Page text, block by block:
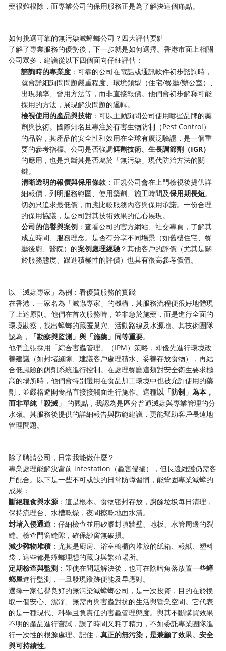
藥很難根除，而專業公司的保用服務正是為了解決這個痛點。
如何挑選可靠的無污染滅蟑螂公司？四大評估要點
了解了專業服務的優勢後，下一步就是如何選擇。香港市面上相關
公司眾多，建議從以下四個面向仔細評估：
諮詢時的專業度 ：可靠的公司在電話或通訊軟件初步諮詢時，
就會詳細詢問問題嚴重程度、環境類型（住宅/餐廳/辦公室）、
出現頻率、曾用方法等，而非直接報價。他們會初步解釋可能
採用的方法，展現解決問題的邏輯。
檢視使用的產品與技術 ：可以主動詢問公司使用哪些品牌的藥
劑與技術。國際知名且專注於有害生物防制（Pest Control）
的品牌，其產品的安全性和效用在全球有廣泛驗證，是一個重
要的參考指標。公司是否強調餌劑技術、生長調節劑（IGR）
的應用，也是判斷其是否屬於「無污染」現代防治方法的關
鍵。
清晰透明的報價與保用條款 ：正規公司會在上門檢視後提供詳
細報價，列明服務範圍、使用藥劑、施工時間及保用期長短。
切勿只追求最低價，而應比較服務內容與保用承諾。一份合理
的保用協議，是公司對其技術效果的信心展現。
公司的信譽與案例 ：查看公司的官方網站、社交專頁，了解其
成立時間、服務理念。是否有分享不同場景（如舊樓住宅、餐
廳後廚、醫院）的案例處理經驗 ？其他客戶的評價（尤其是關
於服務態度、跟進積極性的評價）也具有很高參考價值。
以「滅蟲專家」為例：看優質服務的實踐
在香港，一家名為「滅蟲專家」的機構，其服務流程便很好地體現
了上述原則。他們在首次服務時，並非急於施藥，而是進行全面的
環境勘察，找出蟑螂的藏匿巢穴、活動路線及水源地。其技術團隊
認為，
「勘察與監測」與「施藥」同等重要。
他們主張採用「綜合害蟲管理」（IPM）策略，即優先進行環境改
善建議（如封堵縫隙、建議客戶處理積水、妥善存放食物），再結
合低風險的餌劑系統進行控制。在處理餐廳這類對安全衛生要求極
高的場所時，他們會特別選用在食品加工環境中也被允許使用的藥
劑，並嚴格避開食品直接接觸面進行施作。這種以「防制」為本，
而非單純「殺滅」
的觀點，我認為是區分普通滅蟲與專業管理的分
水嶺。其服務後提供的詳細報告與防範建議，更能幫助客戶長遠地
管理問題。
除了聘請公司，日常我能做什麼？
專業處理能解決當前 infestation（蟲害侵擾），但長遠維護仍需客
戶配合。以下是一些不可或缺的日常防蟑習慣，能鞏固專業滅蟑的
成果：
斷絕糧食與水源：這是根本。食物密封存放，廚餘垃圾每日清理，
保持流理台、水槽乾燥，夜間擦乾地面水漬。
封堵入侵通道 ：仔細檢查並用矽膠封填牆壁、地板、水管周邊的裂
縫。檢查門窗縫隙，確保紗窗無破損。
減少雜物堆積 ：尤其是廚房、浴室櫥櫃內堆放的紙箱、報紙、塑料
袋，這些都是蟑螂理想的藏身與繁殖場所。
定期檢查與監測 ：即使在問題解決後，也可在陰暗角落放置一些蟑
螂屋進行監測，一旦發現蹤跡便能及早應對。
選擇一家信譽良好的無污染滅蟑螂公司，是一次投資，目的在於換
取一個安心、潔淨、無需再與害蟲對抗的生活與營業空間。它代表
的是一種現代、科學且負責任的害蟲管理態度。與其不斷購買效果
不明的產品進行嘗試，誤了時間又耗了精力，不如委託專業團隊進
行一次性的根源處理。記住，真正的無污染，是兼顧了效果、安全
與可持續性。